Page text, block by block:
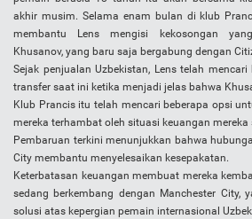
akhir musim. Selama enam bulan di klub
membantu Lens mengisi kekosongan
Khusanov, yang baru saja bergabung dengan
Sejak penjualan Uzbekistan, Lens telah
transfer saat ini ketika menjadi jelas bahwa
Klub Prancis itu telah mencari beberapa opsi
mereka terhambat oleh situasi keuangan mereka
Pembaruan terkini menunjukkan bahwa
City membantu menyelesaikan kesepakatan.
Keterbatasan keuangan membuat mereka
sedang berkembang dengan Manchester City,
solusi atas kepergian pemain internasional